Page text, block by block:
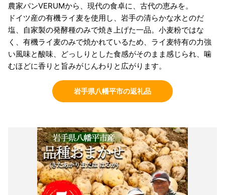
農家パンVERUMから、現代の食卓に、古代の恵みを。
ドイツ産の有機ライ麦を使用し、岩手の清らかな水とのだ
塩、自家製の発酵種のみで焼き上げた一品。小麦粉ではな
く、有機ライ麦のみで焼かれているため、ライ麦特有の力強
い風味と酸味、どっしりとした食感がそのまま感じられ、噛
むほどに香りと旨みがじんわりと広がります。
岩手県八幡平市の返礼品